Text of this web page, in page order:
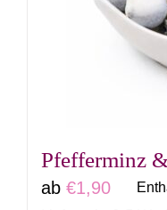
Pfefferminz
ab €1,90